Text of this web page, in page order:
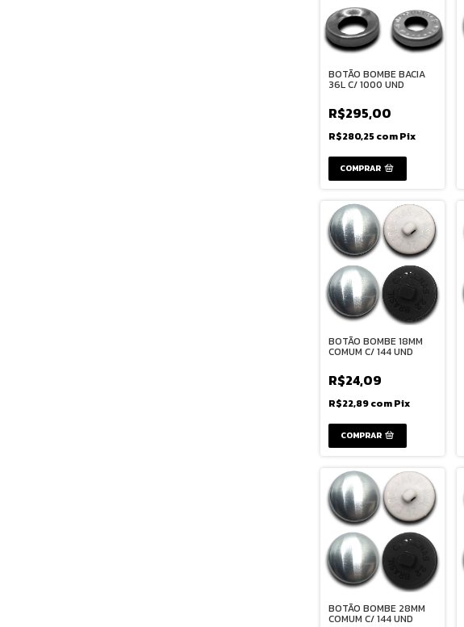
BOTÃO BOMBE BACIA
36L C/ 1000 UND
R$295,00
R$280,25comPix
BOTÃO BOMBE 18MM
COMUM C/ 144 UND
R$24,09
R$22,89comPix
COMPRAR
BOTÃO BOMBE 28MM
COMUM C/ 144 UND